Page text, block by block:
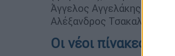
Άγγελος Αγγελάκης
Αλέξανδρος Τσακαλίδης
Οι νέοι πίνακες